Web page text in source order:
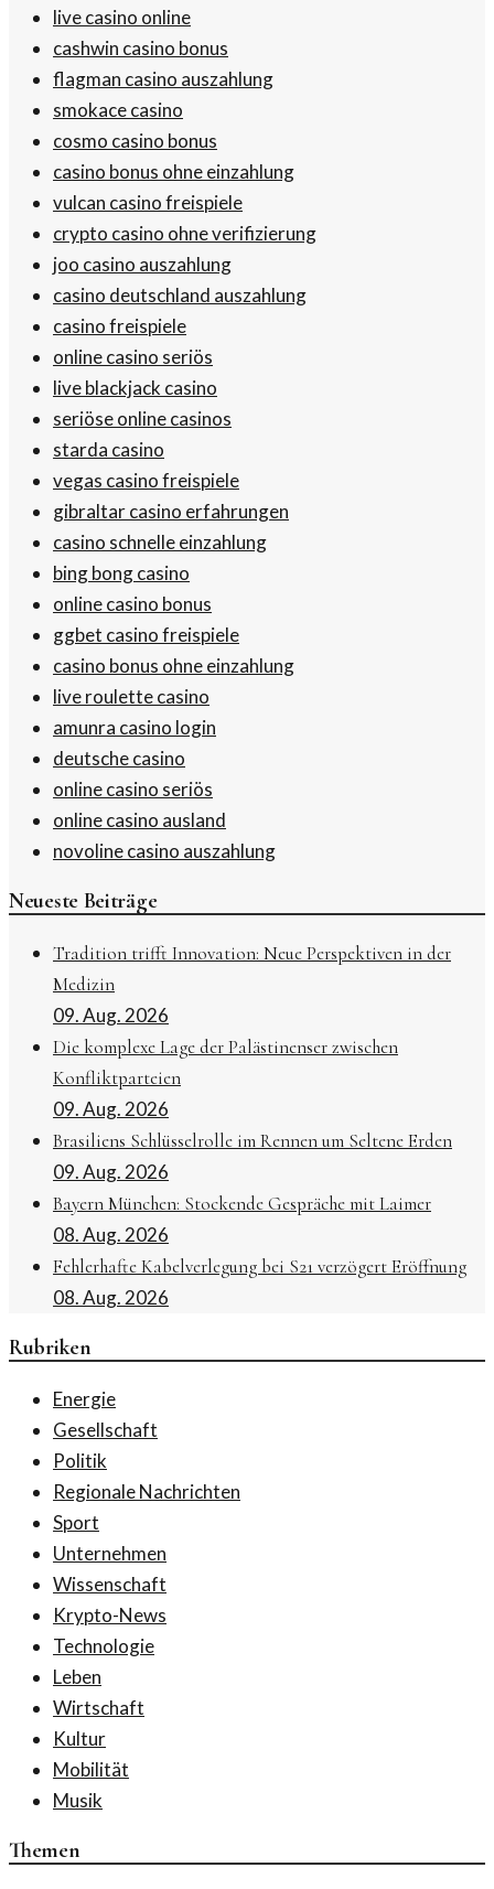
live casino online
cashwin casino bonus
flagman casino auszahlung
smokace casino
cosmo casino bonus
casino bonus ohne einzahlung
vulcan casino freispiele
crypto casino ohne verifizierung
joo casino auszahlung
casino deutschland auszahlung
casino freispiele
online casino seriös
live blackjack casino
seriöse online casinos
starda casino
vegas casino freispiele
gibraltar casino erfahrungen
casino schnelle einzahlung
bing bong casino
online casino bonus
ggbet casino freispiele
casino bonus ohne einzahlung
live roulette casino
amunra casino login
deutsche casino
online casino seriös
online casino ausland
novoline casino auszahlung
Neueste Beiträge
Tradition trifft Innovation: Neue Perspektiven in der
Medizin
09. Aug. 2026
Die komplexe Lage der Palästinenser zwischen
Konfliktparteien
09. Aug. 2026
Brasiliens Schlüsselrolle im Rennen um Seltene Erden
09. Aug. 2026
Bayern München: Stockende Gespräche mit Laimer
08. Aug. 2026
Fehlerhafte Kabelverlegung bei S21 verzögert Eröffnung
08. Aug. 2026
Rubriken
Energie
Gesellschaft
Politik
Regionale Nachrichten
Sport
Unternehmen
Wissenschaft
Krypto-News
Technologie
Leben
Wirtschaft
Kultur
Mobilität
Musik
Themen